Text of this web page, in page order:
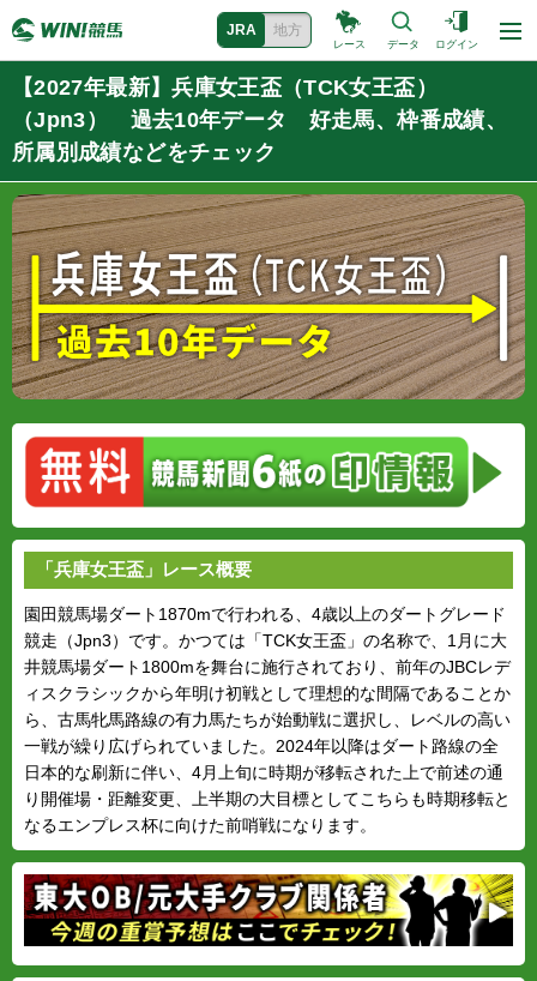
JRA 地方
レース データ ログイン
【2027年最新】兵庫女王盃（TCK女王盃）
（Jpn3） 過去10年データ 好走馬、枠番成績、
所属別成績などをチェック
「兵庫女王盃」レース概要
園田競馬場ダート1870mで行われる、4歳以上のダートグレード
競走（Jpn3）です。かつては「TCK女王盃」の名称で、1月に大
井競馬場ダート1800mを舞台に施行されており、前年のJBCレデ
ィスクラシックから年明け初戦として理想的な間隔であることか
ら、古馬牝馬路線の有力馬たちが始動戦に選択し、レベルの高い
一戦が繰り広げられていました。2024年以降はダート路線の全
日本的な刷新に伴い、4月上旬に時期が移転された上で前述の通
り開催場・距離変更、上半期の大目標としてこちらも時期移転と
なるエンプレス杯に向けた前哨戦になります。